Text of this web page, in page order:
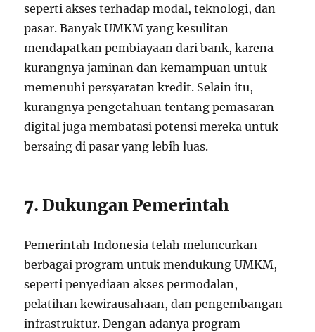
seperti akses terhadap modal, teknologi, dan
pasar. Banyak UMKM yang kesulitan
mendapatkan pembiayaan dari bank, karena
kurangnya jaminan dan kemampuan untuk
memenuhi persyaratan kredit. Selain itu,
kurangnya pengetahuan tentang pemasaran
digital juga membatasi potensi mereka untuk
bersaing di pasar yang lebih luas.
7. Dukungan Pemerintah
Pemerintah Indonesia telah meluncurkan
berbagai program untuk mendukung UMKM,
seperti penyediaan akses permodalan,
pelatihan kewirausahaan, dan pengembangan
infrastruktur. Dengan adanya program-